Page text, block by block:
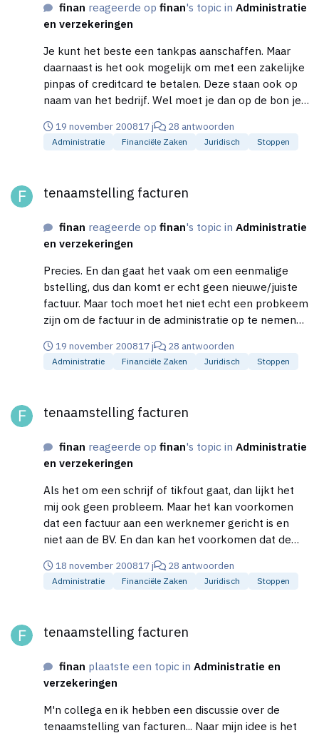
in prive niet hebt volgegooid. Overigens vindt de
Belastingdienst dit niet (altijd) voldoende:
http://www.mkb-brandstof.nl/btw-garantie/?
gclid=CPGW692egZcCFQhMGgodoXDdXw
finan reageerde opfinan's topic inAdministratie
en verzekeringen
Je kunt het beste een tankpas aanschaffen. Maar
daarnaast is het ook mogelijk om met een zakelijke
pinpas of creditcard te betalen. Deze staan ook op
naam van het bedrijf. Wel moet je dan op de bon je
kunt tonen voor welke auto het precies is geweest
en het dus zakelijke kosten zijn.
19 november 200817 j 28 antwoorden
Administratie Financiële Zaken Juridisch Stoppen
tenaamstelling facturen
finan reageerde opfinan's topic inAdministratie
en verzekeringen
Precies. En dan gaat het vaak om een eenmalige
bstelling, dus dan komt er echt geen nieuwe/juiste
factuur. Maar toch moet het niet echt een probkeem
zijn om de factuur in de administratie op te nemen
de Belastingdienst uitgaat van de tenaamsteling),
want declaraties van werknemers worden toch ook
later declareert. De BTW op die printer krijgen we
Overigens betsaan die problemen met de BTW ook
bij brandstofdeclaraties. De tenaamstelling van deze
bonnen is ook niet juist, waardoor je de BTW niet
terug kan vragen. Helaas wordt er bij een controle
altijd eerst naar dit soort zaken gekeken. MAkkelijk
verdienen voor die ambtenaren...
19 november 200817 j 28 antwoorden
Administratie Financiële Zaken Juridisch Stoppen
tenaamstelling facturen
finan reageerde opfinan's topic inAdministratie
en verzekeringen
Als het om een schrijf of tikfout gaat, dan lijkt het
mij ook geen probleem. Maar het kan voorkomen
dat een factuur aan een werknemer gericht is en
niet aan de BV. En dan kan het voorkomen dat de
niet naar de BV.....?
18 november 200817 j 28 antwoorden
Administratie Financiële Zaken Juridisch Stoppen
tenaamstelling facturen
finan plaatste een topic inAdministratie en
verzekeringen
M'n collega en ik hebben een discussie over de
tenaamstelling van facturen... Naar mijn idee is het